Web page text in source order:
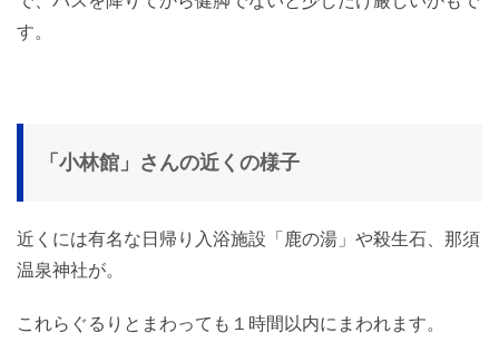
す。
「小林館」さんの近くの様子
近くには有名な日帰り入浴施設「鹿の湯」や殺生石、那須
温泉神社が。
これらぐるりとまわっても１時間以内にまわれます。